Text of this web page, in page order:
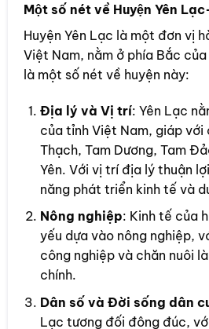
Một số nét về Huyện Yên
Huyện Yên Lạc là một đơn vị
Việt Nam, nằm ở phía Bắc
là một số nét về huyện này:
Địa lý và Vị trí: Yên Lạc
của tỉnh Việt Nam, giáp với
Thạch, Tam Dương, Tam
Yên. Với vị trí địa lý thuận
năng phát triển kinh tế và
Nông nghiệp: Kinh tế của
yếu dựa vào nông nghiệp,
công nghiệp và chăn nuôi
chính.
Dân số và Đời sống dân
Lạc tương đối đông đúc,